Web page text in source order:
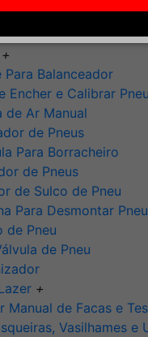
Montada (Oxido de
+
Para Balanceador
Encher e Calibrar
de Ar Manual
de Pneus
Para Borracheiro
de Pneus
de Sulco de Pneu
Para Desmontar
de Pneu
de Pneu
+
Manual de Facas e
Vasilhames e